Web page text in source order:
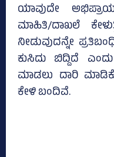
ಯಾವುದೇ
ಮಾಹಿತಿ/ದಾಖಲೆ
ನೀಡುವುದನ್ನೇ
ಕುಸಿದು ಬಿದ್ದಿದೆ
ಮಾಡಲು ದಾರಿ
ಕೇಳಿ ಬಂದಿವೆ.